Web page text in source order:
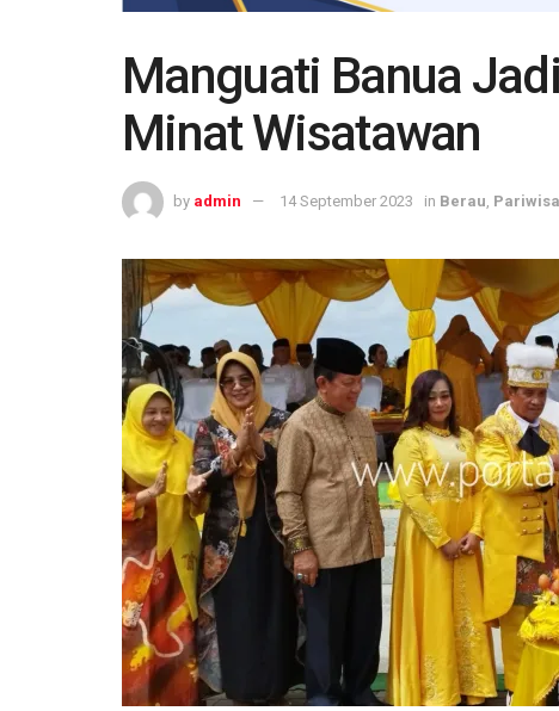
Manguati Banua
Minat Wisatawan
by admin 14 September 2023 in Berau,